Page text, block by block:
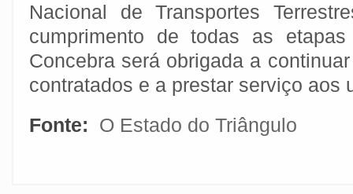
Nacional de Transportes
cumprimento de todas as
Concebra será obrigada a
contratados e a prestar serviço aos
Fonte:
O Estado do Triângulo